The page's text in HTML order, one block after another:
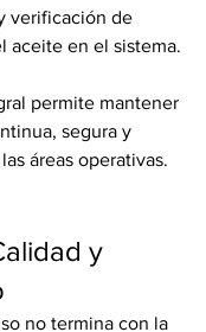
verificación de
aceite en el sistema.
permite mantener
segura y
áreas operativas.
y
no termina con la